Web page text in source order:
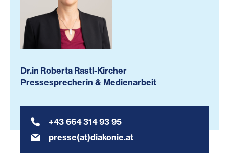
Dr.in Roberta Rastl-Kircher
Pressesprecherin & Medienarbeit
+43 664 314 93 95
presse(at)diakonie.at